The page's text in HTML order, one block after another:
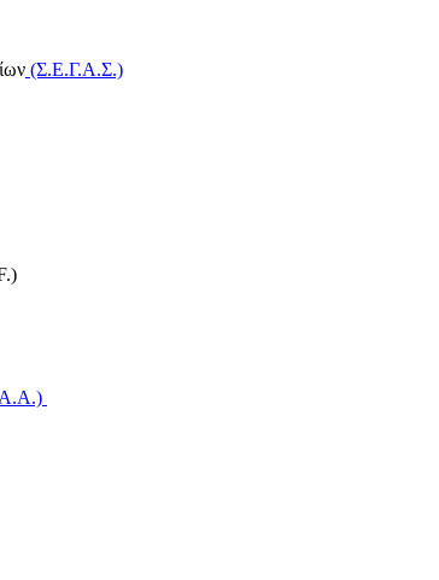
(Σ.Ε.Γ.Α.Σ.)